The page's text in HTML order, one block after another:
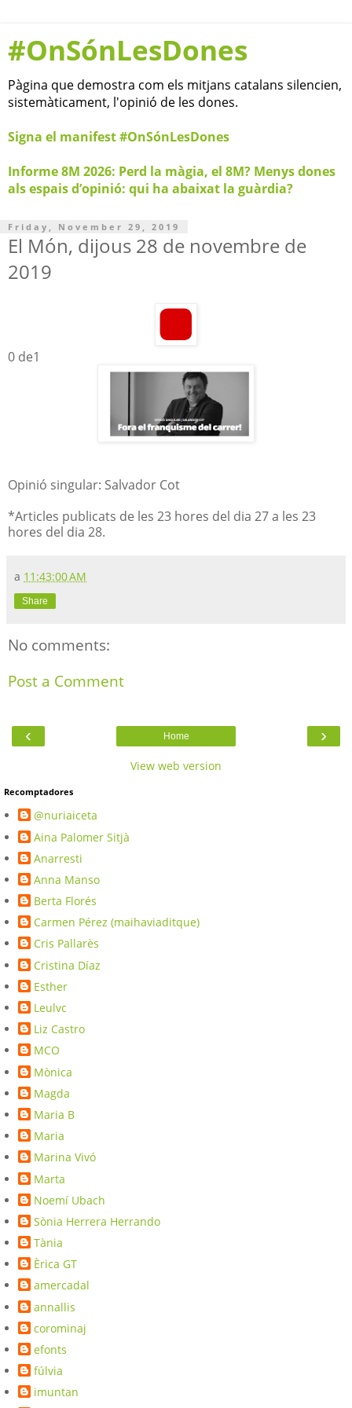
#OnSónLesDones
Pàgina que demostra com els mitjans catalans silencien,
sistemàticament, l'opinió de les dones.
Signa el manifest #OnSónLesDones
Informe 8M 2026: Perd la màgia, el 8M? Menys dones
als espais d’opinió: qui ha abaixat la guàrdia?
Friday, November 29, 2019
El Món, dijous 28 de novembre de
2019
0 de1
Opinió singular: Salvador Cot
*Articles publicats de les 23 hores del dia 27 a les 23
hores del dia 28.
a 11:43:00 AM
Share
No comments:
Post a Comment
‹ ›
Home
View web version
Recomptadores
@nuriaiceta
Aina Palomer Sitjà
Anarresti
Anna Manso
Berta Florés
Carmen Pérez (maihaviaditque)
Cris Pallarès
Cristina Díaz
Esther
Leulvc
Liz Castro
MCO
Mònica
Magda
Maria B
Maria
Marina Vivó
Marta
Noemí Ubach
Sònia Herrera Herrando
Tània
Èrica GT
amercadal
annallis
corominaj
efonts
fúlvia
imuntan